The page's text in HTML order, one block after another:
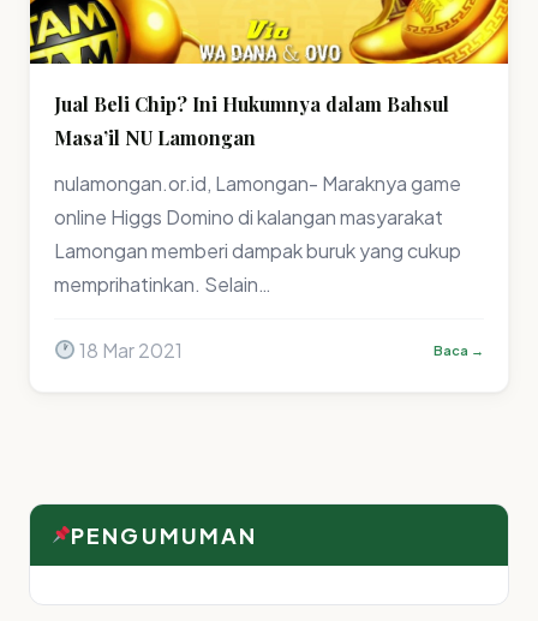
Jual Beli Chip? Ini Hukumnya dalam Bahsul
Masa’il NU Lamongan
nulamongan.or.id, Lamongan- Maraknya game
online Higgs Domino di kalangan masyarakat
Lamongan memberi dampak buruk yang cukup
memprihatinkan. Selain…
18 Mar 2021 Baca →
PENGUMUMAN